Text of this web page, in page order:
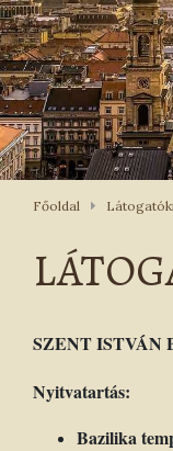
Főoldal
SZENT ISTVÁN
Nyitvatartás:
Bazilika